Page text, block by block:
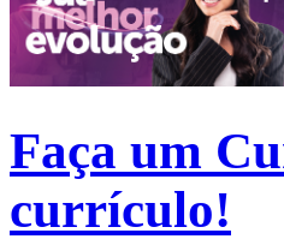
Faça um
currículo!